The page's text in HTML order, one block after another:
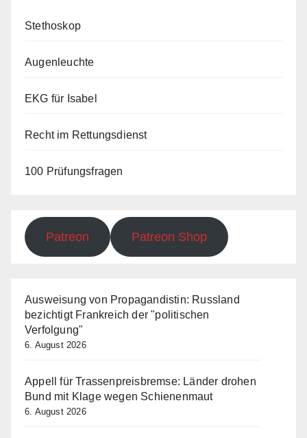
Stethoskop
Augenleuchte
EKG für Isabel
Recht im Rettungsdienst
100 Prüfungsfragen
Patreon Patreon Shop
Ausweisung von Propagandistin: Russland
bezichtigt Frankreich der "politischen
Verfolgung"
6. August 2026
Appell für Trassenpreisbremse: Länder drohen
Bund mit Klage wegen Schienenmaut
6. August 2026